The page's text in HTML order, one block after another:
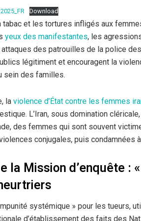
Download
tabac et les tortures infligés aux
yeux des manifestantes, les
des patrouilles de la police
légitiment et encouragent la
sein des familles.
la violence d’État contre les femmes
L’Iran, sous domination
des femmes qui sont souvent
conjugales, puis condamnées
la Mission d’enquête :
systémique » pour les tueurs,
d’établissement des faits des